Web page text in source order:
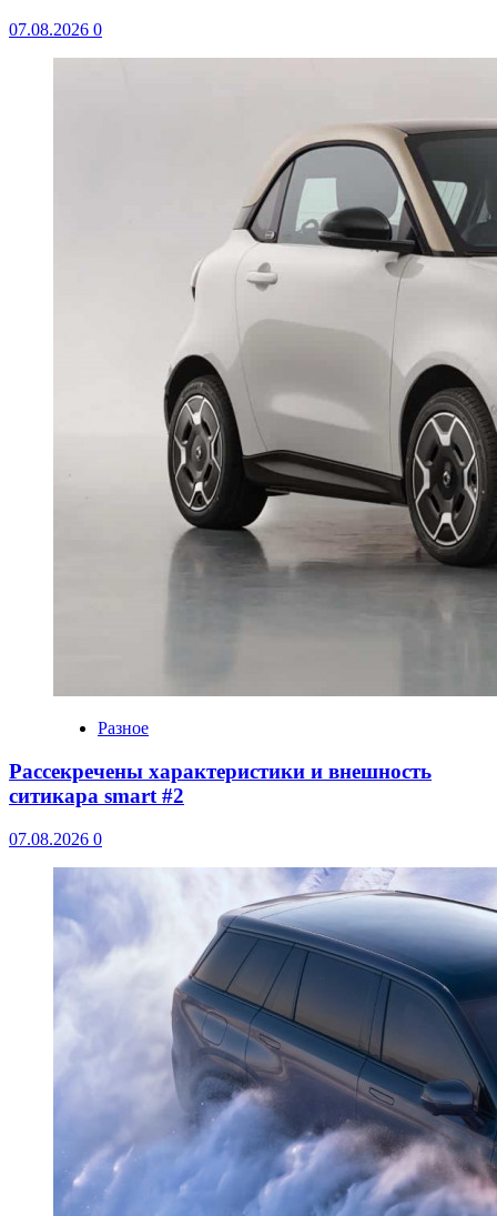
07.08.2026 0
Разное
Рассекречены характеристики и внешность
ситикара smart #2
07.08.2026 0